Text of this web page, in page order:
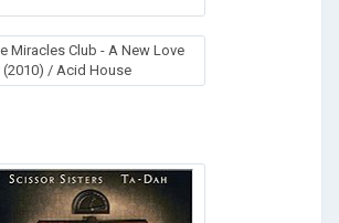
Miracles Club - A New Love
(2010) / Acid House